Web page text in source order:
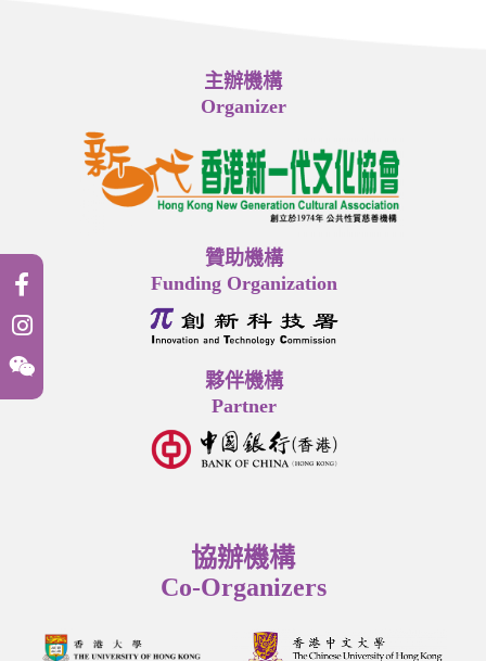
主辦機構
Organizer
贊助機構
Funding Organization
夥伴機構
Partner
協辦機構
Co-Organizers